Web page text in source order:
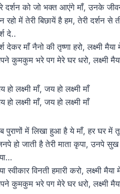
दर्शन को जो भक्त आएंगे माँ, उनके
रहो में तेरी बिछायें है हम, तेरी दर्शन से
दे..
देकर माँ नैनो की तृष्णा हरो, लक्ष्मी
कुमकुम भरे पग मेरे घर धरो, लक्ष्मी
हो लक्ष्मी माँ, जय हो लक्ष्मी माँ
हो लक्ष्मी माँ, जय हो लक्ष्मी माँ
पुराणों में लिखा हुआ है ये माँ, हर घर में
हो जाती है तेरी माता कृपा, उनपे सुख
स्वीकार विनती हमारी करो, लक्ष्मी
कुमकुम भरे पग मेरे घर धरो, लक्ष्मी